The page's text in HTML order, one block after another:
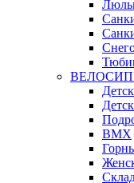
BMX